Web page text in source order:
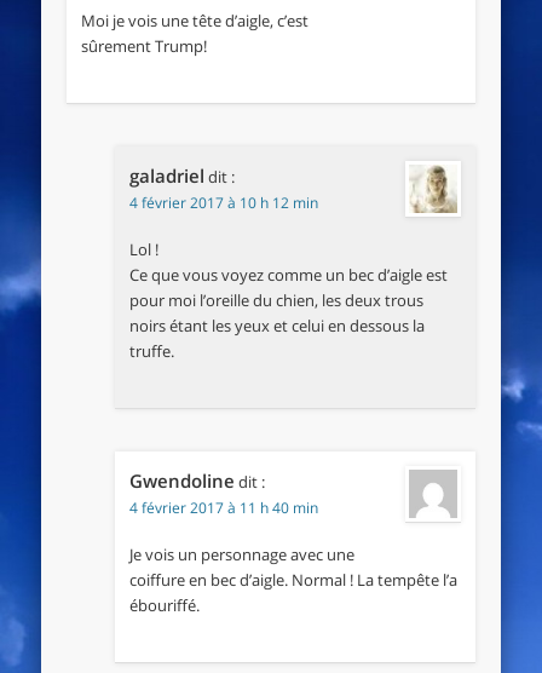
Moi je vois une tête d’aigle, c’est
sûrement Trump!
galadriel dit :
4 février 2017 à 10 h 12 min
Lol !
Ce que vous voyez comme un bec d’aigle est
pour moi l’oreille du chien, les deux trous
noirs étant les yeux et celui en dessous la
truffe.
Gwendoline dit :
4 février 2017 à 11 h 40 min
Je vois un personnage avec une
coiffure en bec d’aigle. Normal ! La tempête l’a
ébouriffé.